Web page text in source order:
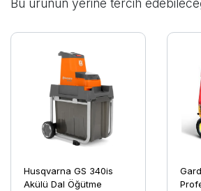
Bu ürünün yerine tercih
Husqvarna GS 340is
Akülü Dal Öğütme